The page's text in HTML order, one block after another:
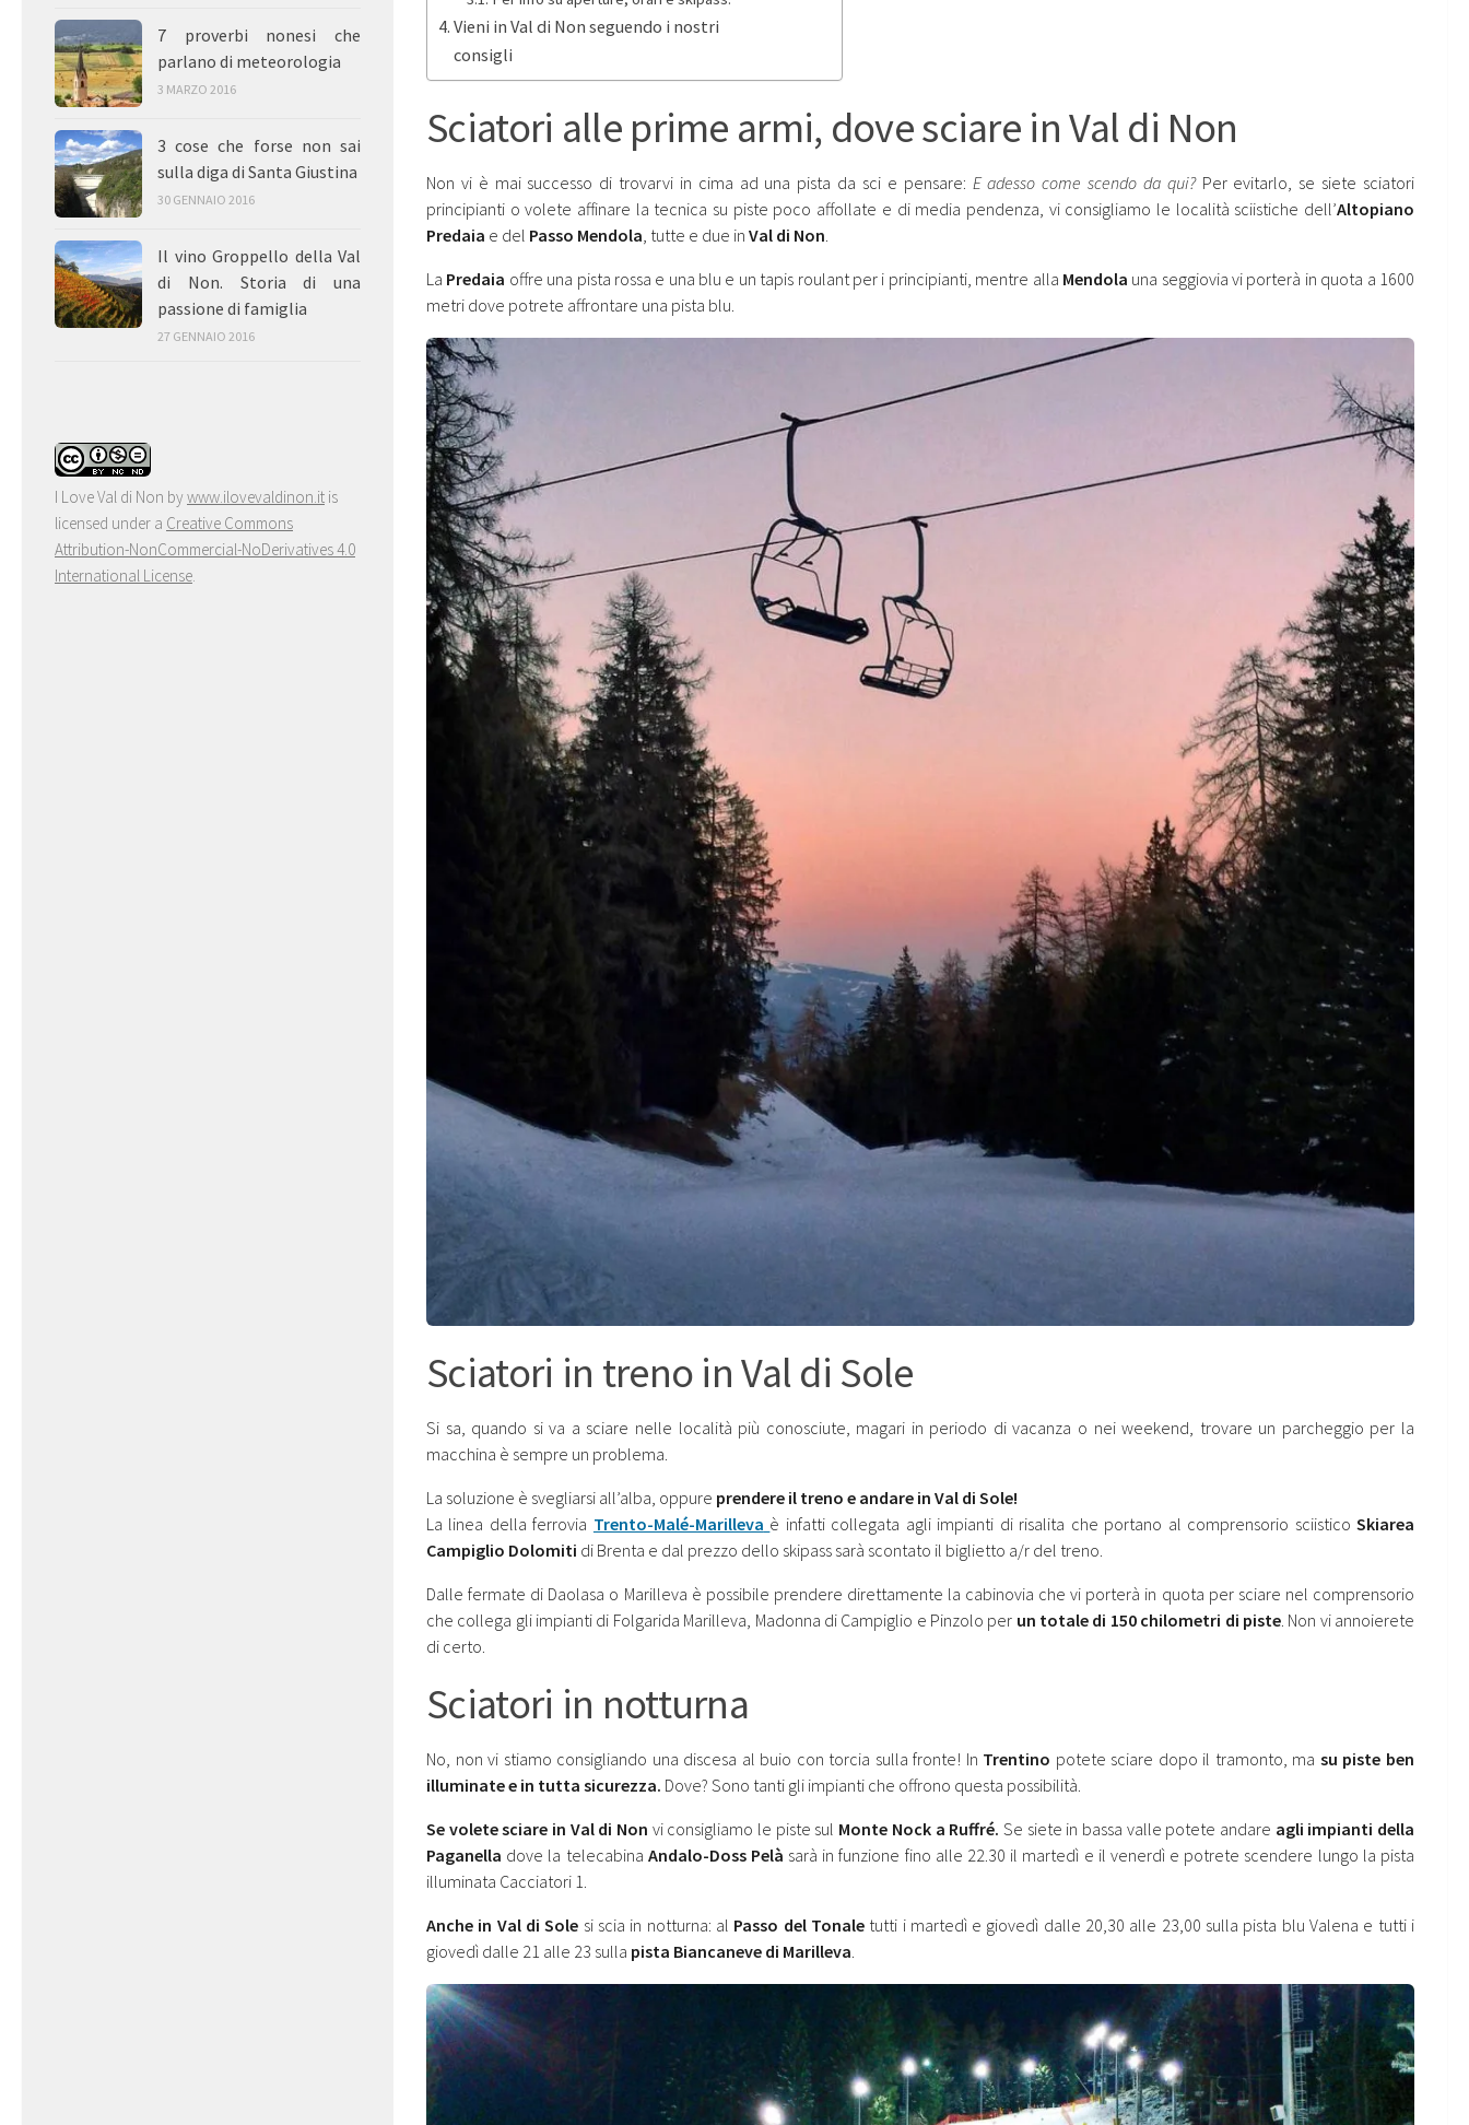
Vieni in Val di Non seguendo i nostri
consigli
Sciatori alle prime armi, dove sciare in Val di Non
Non vi è mai successo di trovarvi in cima ad una pista da sci e pensare: E adesso come scendo da qui?Per evitarlo, se siete sciatori
principianti o volete affinare la tecnica su piste poco affollate e di media pendenza, vi consigliamo le località sciistiche dell’Altopiano
Predaia e del Passo Mendola, tutte e due in Val di Non.
La Predaia offre una pista rossa e una blu e un tapis roulant per i principianti, mentre alla Mendola una seggiovia vi porterà in quota a 1600
metri dove potrete affrontare una pista blu.
Sciatori in treno in Val di Sole
Si sa, quando si va a sciare nelle località più conosciute, magari in periodo di vacanza o nei weekend, trovare un parcheggio per la
macchina è sempre un problema.
La soluzione è svegliarsi all’alba, oppure prendere il treno e andare in Val di Sole!
La linea della ferrovia Trento-Malé-Marilleva è infatti collegata agli impianti di risalita che portano al comprensorio sciisticoSkiarea
Campiglio Dolomiti di Brenta e dal prezzo dello skipass sarà scontato il biglietto a/r del treno.
Dalle fermate di Daolasa o Marilleva è possibile prendere direttamente la cabinovia che vi porterà in quota per sciare nel comprensorio
che collega gli impianti di Folgarida Marilleva, Madonna di Campiglio e Pinzolo per un totale di 150 chilometri di piste. Non vi annoierete
di certo.
Sciatori in notturna
No, non vi stiamo consigliando una discesa al buio con torcia sulla fronte! In Trentino potete sciare dopo il tramonto, ma su piste ben
illuminate e in tutta sicurezza. Dove? Sono tanti gli impianti che offrono questa possibilità.
Se volete sciare in Val di Non vi consigliamo le piste sul Monte Nock a Ruffré. Se siete in bassa valle potete andare agli impianti della
Paganella dove la telecabina Andalo-Doss Pelà sarà in funzione fino alle 22.30 il martedì e il venerdì e potrete scendere lungo la pista
illuminata Cacciatori 1.
Anche in Val di Sole si scia in notturna: al Passo del Tonaletutti i martedì e giovedì dalle 20,30 alle 23,00 sulla pista blu Valena e tutti i
giovedì dalle 21 alle 23 sulla pista Biancaneve di Marilleva.
7 proverbi nonesi che
parlano di meteorologia
3 MARZO 2016
3 cose che forse non sai
sulla diga di Santa Giustina
30 GENNAIO 2016
Il vino Groppello della Val
di Non. Storia di una
passione di famiglia
27 GENNAIO 2016
I Love Val di Non bywww.ilovevaldinon.it is
licensed under a Creative Commons
Attribution-NonCommercial-NoDerivatives 4.0
International License.